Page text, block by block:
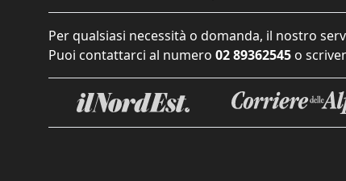
Per qualsiasi necessità o domanda, il nostro
Puoi contattarci al numero 02 89362545 o